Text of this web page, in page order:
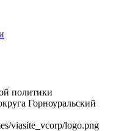
политики
Горноуральский
viasite_vcorp/logo.png